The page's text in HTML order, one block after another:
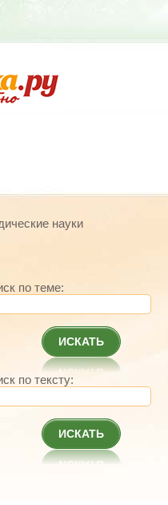
науки
по теме:
ИСКАТЬ
по тексту:
ИСКАТЬ